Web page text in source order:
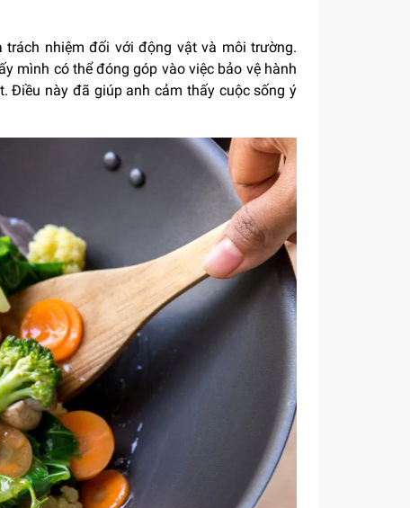
nhiệm đối với động vật và môi trường.
mình có thể đóng góp vào việc bảo vệ hành
Điều này đã giúp anh cảm thấy cuộc sống ý